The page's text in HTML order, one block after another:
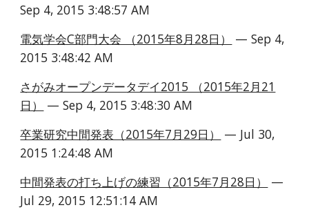
Sep 4, 2015 3:48:57 AM
電気学会C部門大会 （2015年8月28日）
— Sep 4,
2015 3:48:42 AM
さがみオープンデータデイ2015 （2015年2月21
日）
— Sep 4, 2015 3:48:30 AM
卒業研究中間発表（2015年7月29日）
— Jul 30,
2015 1:24:48 AM
中間発表の打ち上げの練習（2015年7月28日）
—
Jul 29, 2015 12:51:14 AM